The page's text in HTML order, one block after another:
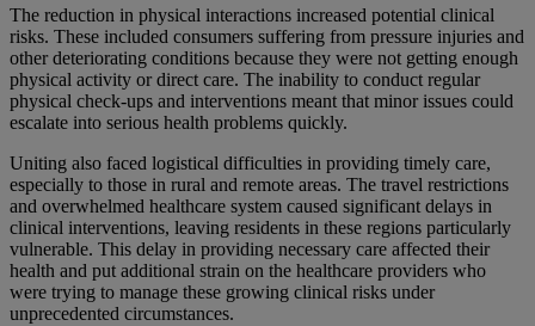
The reduction in physical interactions increased potential clinical
risks. These included consumers suffering from pressure injuries and
other deteriorating conditions because they were not getting enough
physical activity or direct care. The inability to conduct regular
physical check-ups and interventions meant that minor issues could
escalate into serious health problems quickly.
Uniting also faced logistical difficulties in providing timely care,
especially to those in rural and remote areas. The travel restrictions
and overwhelmed healthcare system caused significant delays in
clinical interventions, leaving residents in these regions particularly
vulnerable. This delay in providing necessary care affected their
health and put additional strain on the healthcare providers who
were trying to manage these growing clinical risks under
unprecedented circumstances.